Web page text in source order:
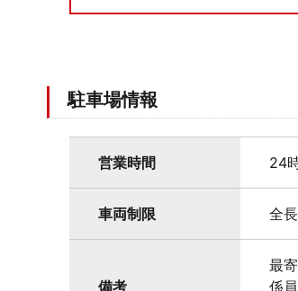
駐車場情報
営業時間 24
車両制限 全
備考
最
係